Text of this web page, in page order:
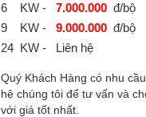
6 KW -7.000.000 đ/bộ
9 KW -9.000.000 đ/bộ
24 KW - Liên hệ
Quý Khách Hàng có nhu
hệ chúng tôi để tư vấn và
với giá tốt nhất.